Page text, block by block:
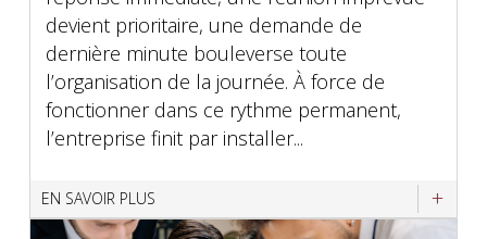
devient prioritaire, une demande de
dernière minute bouleverse toute
l’organisation de la journée. À force de
fonctionner dans ce rythme permanent,
l’entreprise finit par installer...
EN SAVOIR PLUS